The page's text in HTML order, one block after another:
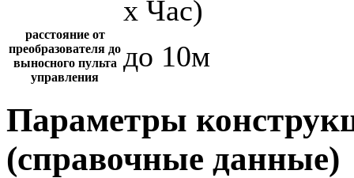
х Час)
расстояние от
преобразователя до
выносного пульта
управления
до 10м
Параметры
(справочные данные)